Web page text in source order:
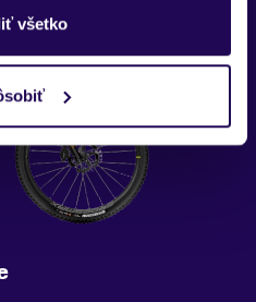
všetko